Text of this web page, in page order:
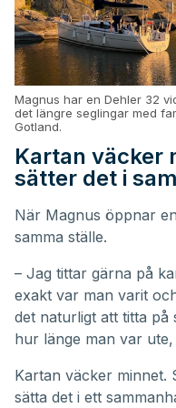
Magnus har en Dehler 32
det längre seglingar med
Gotland.
Kartan väcker
sätter det i
När Magnus öppnar
samma ställe.
– Jag tittar gärna på
exakt var man varit
det naturligt att titta på
hur länge man var
Kartan väcker minnet.
sätta det i ett